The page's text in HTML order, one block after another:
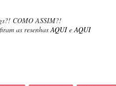
COMO ASSIM?!
as resenhasAQUIeAQUI